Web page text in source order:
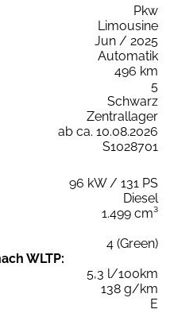
Pkw
Limousine
Jun / 2025
Automatik
496 km
5
Schwarz
Zentrallager
ab ca. 10.08.2026
S1028701
96 kW / 131 PS
Diesel
1.499 cm³
4 (Green)
WLTP:
5,3 l/100km
138 g/km
E